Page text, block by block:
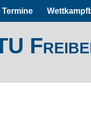
Termine